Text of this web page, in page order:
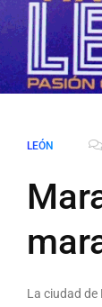
LEÓN
La ciudad de